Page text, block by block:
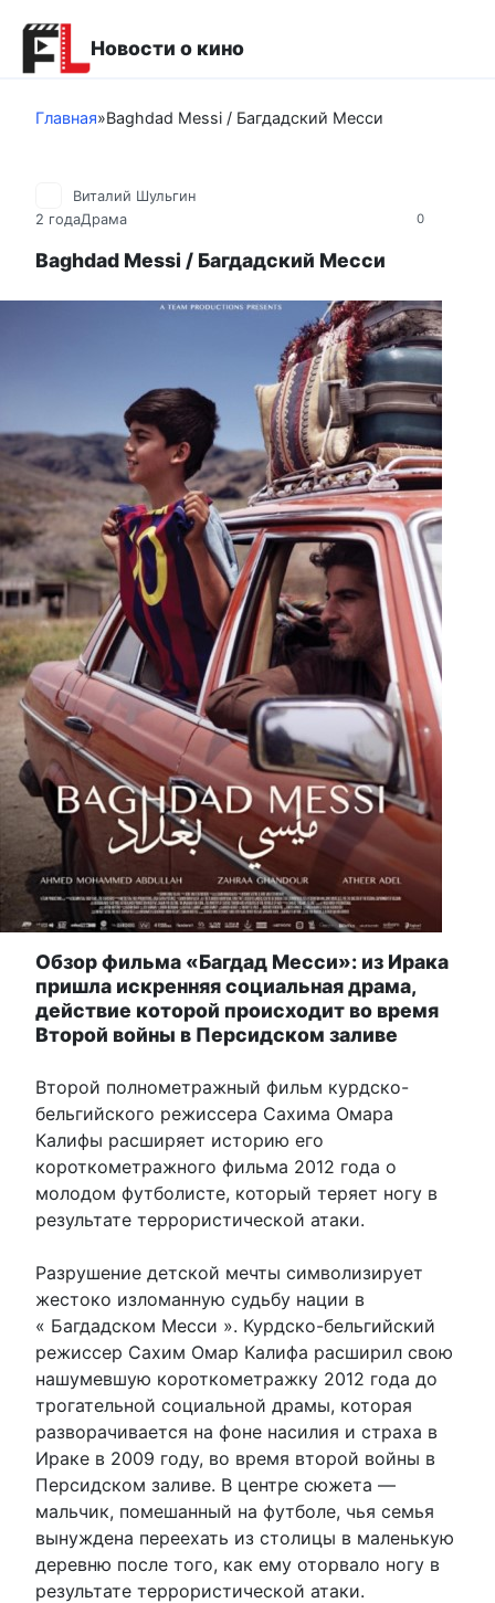
контенту
Новости о кино
Главная»Baghdad Messi / Багдадский Месси
0
Виталий Шульгин
2 годаДрама
Baghdad Messi / Багдадский Месси
Обзор фильма «Багдад Месси»: из Ирака
пришла искренняя социальная драма,
действие которой происходит во время
Второй войны в Персидском заливе
Второй полнометражный фильм курдско-
бельгийского режиссера Сахима Омара
Калифы расширяет историю его
короткометражного фильма 2012 года о
молодом футболисте, который теряет ногу в
результате террористической атаки.
Разрушение детской мечты символизирует
жестоко изломанную судьбу нации в
« Багдадском Месси ». Курдско-бельгийский
режиссер Сахим Омар Калифа расширил свою
нашумевшую короткометражку 2012 года до
трогательной социальной драмы, которая
разворачивается на фоне насилия и страха в
Ираке в 2009 году, во время второй войны в
Персидском заливе. В центре сюжета —
мальчик, помешанный на футболе, чья семья
вынуждена переехать из столицы в маленькую
деревню после того, как ему оторвало ногу в
результате террористической атаки.